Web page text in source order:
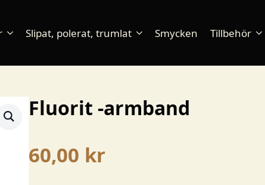
Slipat, polerat, trumlat Smycken Tillbehör
Fluorit -armband
60,00 kr